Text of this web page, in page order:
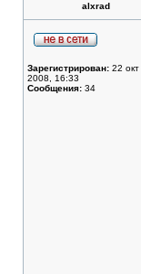
alxrad
Зарегистрирован: 22 окт
2008, 16:33
Сообщения: 34